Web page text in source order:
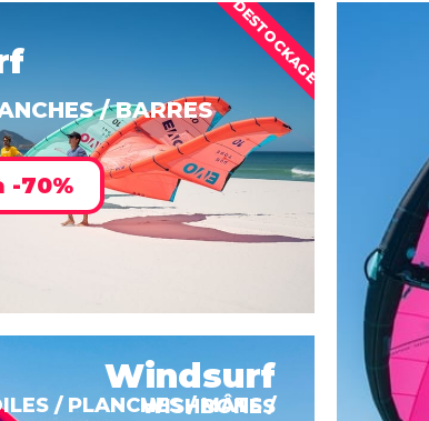
/ BARRES
-70%
DESTOCKAGE
Windsurf
VOILES / PLANCHES / MÂTS / WISHBONES